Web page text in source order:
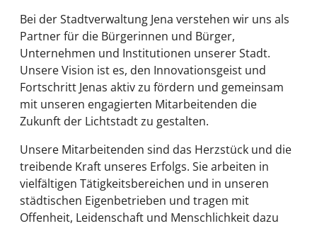
Bei der Stadtverwaltung Jena verstehen wir uns als
Partner für die Bürgerinnen und Bürger,
Unternehmen und Institutionen unserer Stadt.
Unsere Vision ist es, den Innovationsgeist und
Fortschritt Jenas aktiv zu fördern und gemeinsam
mit unseren engagierten Mitarbeitenden die
Zukunft der Lichtstadt zu gestalten.
Unsere Mitarbeitenden sind das Herzstück und die
treibende Kraft unseres Erfolgs. Sie arbeiten in
vielfältigen Tätigkeitsbereichen und in unseren
städtischen Eigenbetrieben und tragen mit
Offenheit, Leidenschaft und Menschlichkeit dazu